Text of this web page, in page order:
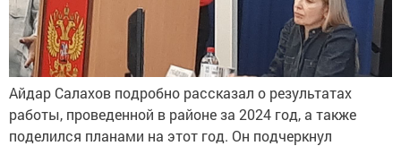
Айдар Салахов подробно рассказал о результатах
работы, проведенной в районе за 2024 год, а также
поделился планами на этот год. Он подчеркнул